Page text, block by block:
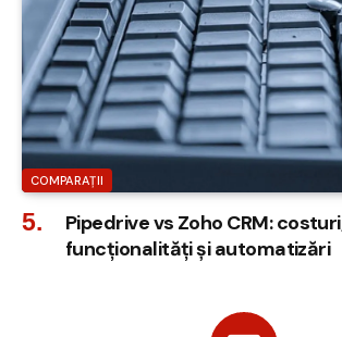
COMPARAȚII
Pipedrive vs Zoho CRM:
funcționalități și automatizări